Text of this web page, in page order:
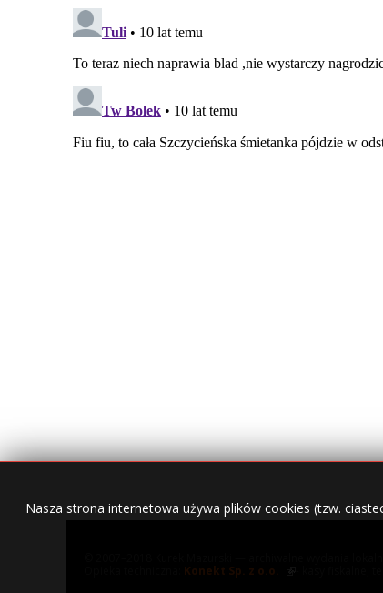
Nasza strona internetowa używa plików cookies (tzw.
Konekt Sp. z o.o. - kasy fiskalne,